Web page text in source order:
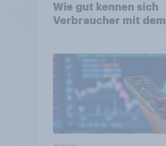
Wie gut kennen sich
Verbraucher mit dem